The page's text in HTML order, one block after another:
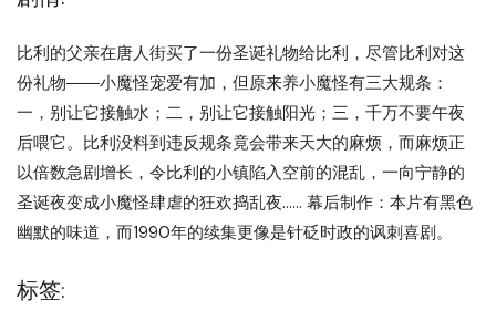
比利的父亲在唐人街买了一份圣诞礼物给比利，尽管比利对这
份礼物――小魔怪宠爱有加，但原来养小魔怪有三大规条：
一，别让它接触水；二，别让它接触阳光；三，千万不要午夜
后喂它。比利没料到违反规条竟会带来天大的麻烦，而麻烦正
以倍数急剧增长，令比利的小镇陷入空前的混乱，一向宁静的
圣诞夜变成小魔怪肆虐的狂欢捣乱夜…… 幕后制作：本片有黑色
幽默的味道，而1990年的续集更像是针砭时政的讽刺喜剧。
标签: